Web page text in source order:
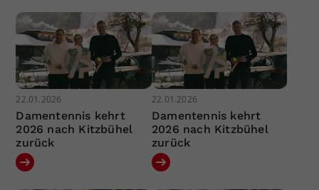
22.01.2026
Damentennis kehrt
2026 nach Kitzbühel
zurück
22.01.2026
Damentennis kehrt
2026 nach Kitzbühel
zurück